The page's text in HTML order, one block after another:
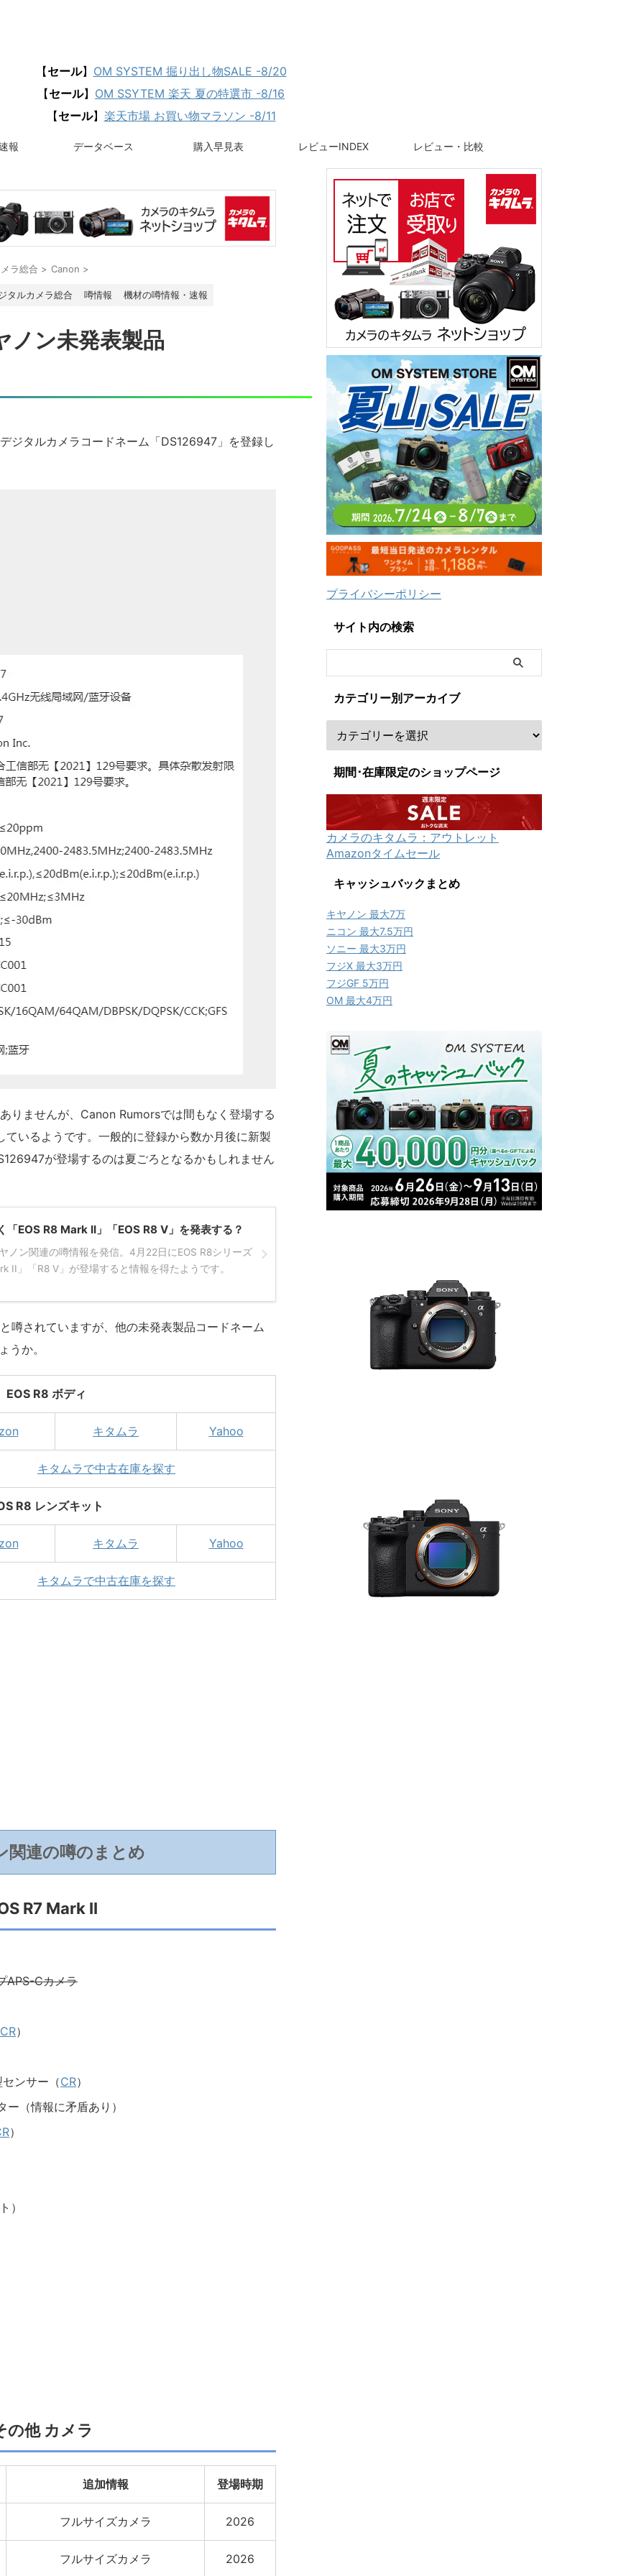
【セール】 OM SYSTEM 掘り出し物SALE -8/20
【セール】 OM SSYTEM 楽天 夏の特選市 -8/16
【セール】 楽天市場 お買い物マラソン -8/11
報 データベース 購入早見表 レビューINDEX レビュー・比較
ラ総合 > Canon >
タルカメラ総合 噂情報 機材の噂情報・速報
ノン未発表製品
ジタルカメラコードネーム「DS126947」を登録し
りませんが、Canon Rumorsでは間もなく登場する
ているようです。一般的に登録から数か月後に新製
が登場するのは夏ごろとなるかもしれません
「EOS R8 Mark II」「EOS R8 V」を発表する？
ノン関連の噂情報を発信。4月22日にEOS R8シリーズ
II」「R8 V」が登場すると情報を得たようです。
噂されていますが、他の未発表製品コードネーム
うか。
EOS R8 ボディ
キタムラ Yahoo
キタムラで中古在庫を探す
R8 レンズキット
キタムラ Yahoo
キタムラで中古在庫を探す
関連の噂のまとめ
R7 Mark II
APS-Cカメラ
CR）
ンサー（CR）
（情報に矛盾あり）
）
）
の他 カメラ
追加情報 登場時期
フルサイズカメラ 2026
フルサイズカメラ 2026
プライバシーポリシー
サイト内の検索
カテゴリー別アーカイブ
期間･在庫限定のショップページ
カメラのキタムラ：アウトレット
Amazonタイムセール
キャッシュバックまとめ
キヤノン 最大7万
ニコン 最大7.5万円
ソニー 最大3万円
フジX 最大3万円
フジGF 5万円
OM 最大4万円